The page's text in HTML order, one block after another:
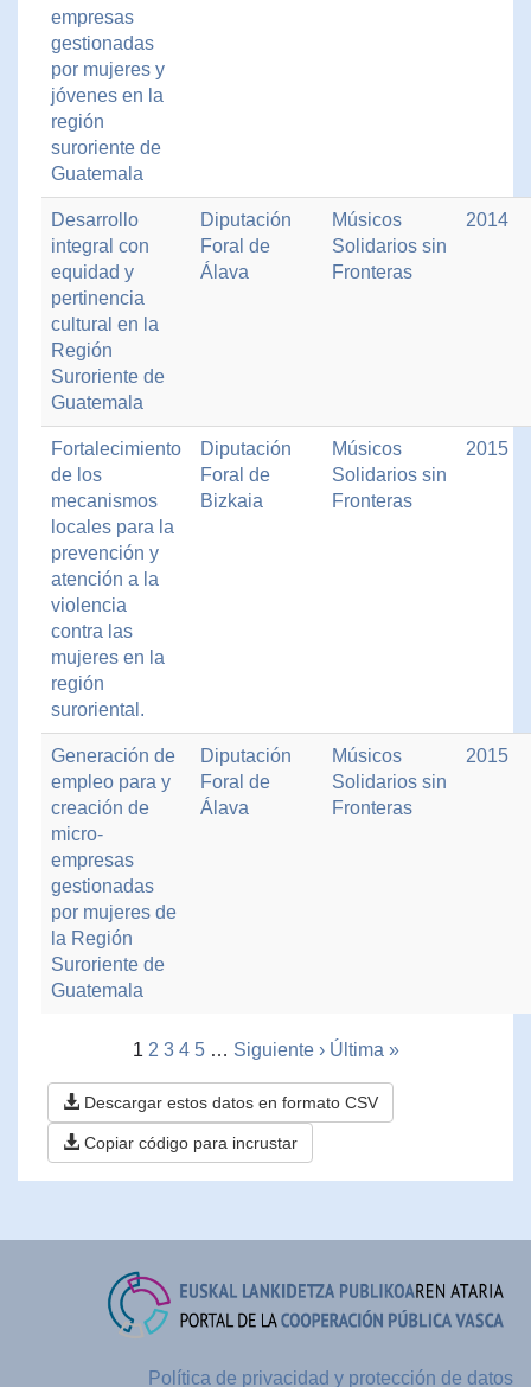
empresas
gestionadas
por mujeres y
jóvenes en la
región
suroriente de
Guatemala
Desarrollo
integral con
equidad y
pertinencia
cultural en la
Región
Suroriente de
Guatemala
Diputación
Foral de
Álava
Músicos
Solidarios sin
Fronteras
2014
Fortalecimiento
de los
mecanismos
locales para la
prevención y
atención a la
violencia
contra las
mujeres en la
región
suroriental.
Diputación
Foral de
Bizkaia
Músicos
Solidarios sin
Fronteras
2015
Generación de
empleo para y
creación de
micro-
empresas
gestionadas
por mujeres de
la Región
Suroriente de
Guatemala
Diputación
Foral de
Álava
Músicos
Solidarios sin
Fronteras
2015
1 2 3 4 5 … Siguiente › Última »
Descargar estos datos en formato CSV
Copiar código para incrustar
Política de privacidad y protección de datos